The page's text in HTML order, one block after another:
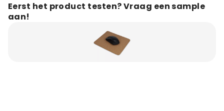
Eerst het product testen? Vraag een sample
aan!